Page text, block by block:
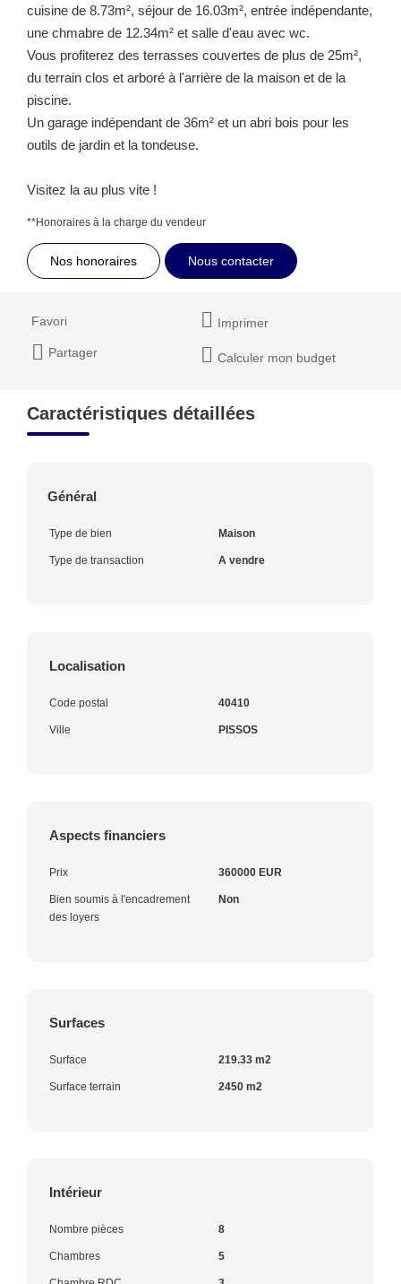
cuisine de 8.73m², séjour de 16.03m², entrée indépendante,
une chmabre de 12.34m² et salle d'eau avec wc.
Vous profiterez des terrasses couvertes de plus de 25m²,
du terrain clos et arboré à l'arrière de la maison et de la
piscine.
Un garage indépendant de 36m² et un abri bois pour les
outils de jardin et la tondeuse.
Visitez la au plus vite !
**Honoraires à la charge du vendeur
Nos honoraires Nous contacter
Favori Imprimer
Partager Calculer mon budget
Caractéristiques détaillées
Général
Type de bien Maison
Type de transaction A vendre
Localisation
Code postal 40410
Ville PISSOS
Aspects financiers
Prix 360000 EUR
Bien soumis à l'encadrement
des loyers
Non
Surfaces
Surface 219.33 m2
Surface terrain 2450 m2
Intérieur
Nombre pièces 8
Chambres 5